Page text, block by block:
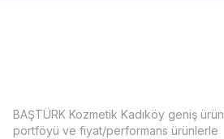
BAŞTÜRK Kozmetik Kadıköy geniş ürün
portföyü ve fiyat/performans ürünlerle